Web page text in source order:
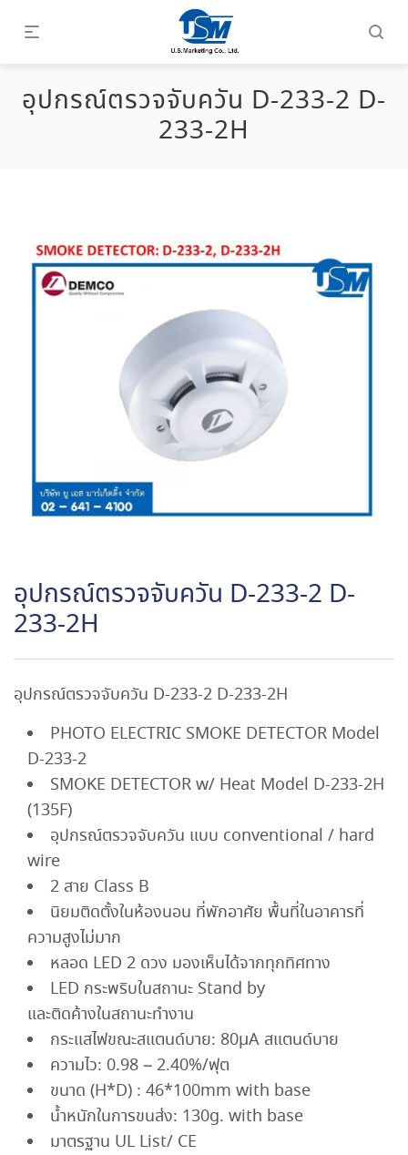
อุปกรณ์ตรวจจับควัน D-233-2 D-
233-2H
อุปกรณ์ตรวจจับควัน D-233-2 D-
233-2H
อุปกรณ์ตรวจจับควัน D-233-2 D-233-2H
PHOTO ELECTRIC SMOKE DETECTOR Model
D-233-2
SMOKE DETECTOR w/ Heat Model D-233-2H
(135F)
อุปกรณ์ตรวจจับควัน แบบ conventional / hard
wire
2 สาย Class B
นิยมติดตั้งในห้องนอน ที่พักอาศัย พื้นที่ในอาคารที่
ความสูงไม่มาก
หลอด LED 2 ดวง มองเห็นได้จากทุกทิศทาง
LED กระพริบในสถานะ Stand by
และติดค้างในสถานะทำงาน
กระแสไฟขณะสแตนด์บาย: 80μA สแตนด์บาย
ความไว: 0.98 – 2.40%/ฟุต
ขนาด (H*D) : 46*100mm with base
น้ำหนักในการขนส่ง: 130g. with base
มาตรฐาน UL List/ CE